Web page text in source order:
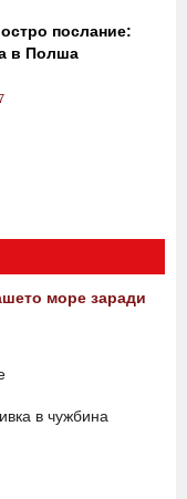
послание:
в Полша
море заради
в чужбина